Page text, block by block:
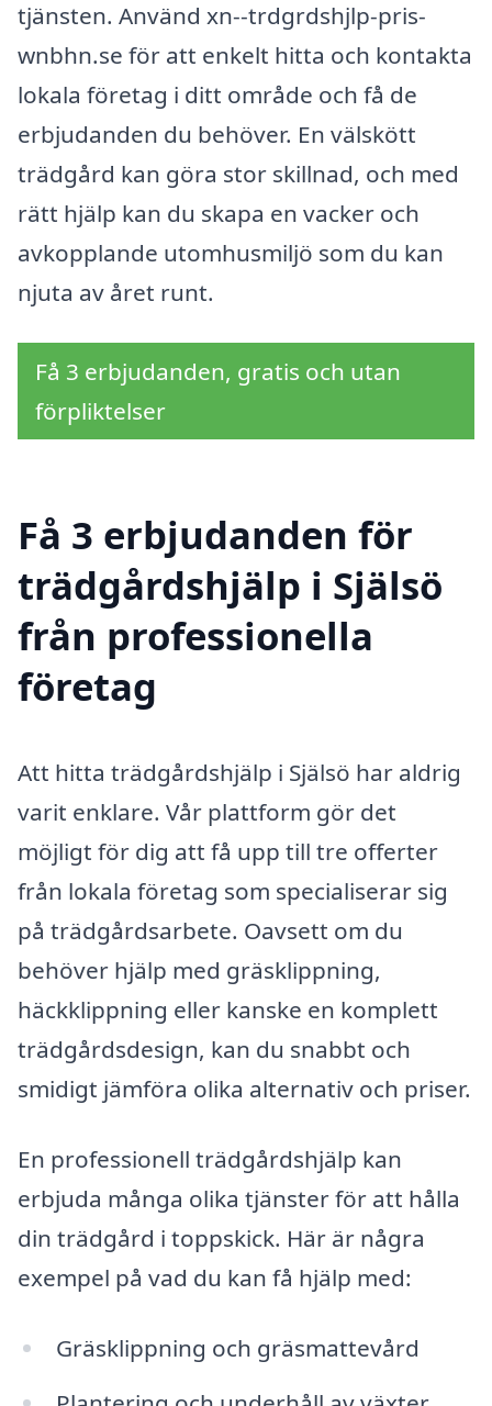
tjänsten. Använd xn--trdgrdshjlp-pris-
wnbhn.se för att enkelt hitta och kontakta
lokala företag i ditt område och få de
erbjudanden du behöver. En välskött
trädgård kan göra stor skillnad, och med
rätt hjälp kan du skapa en vacker och
avkopplande utomhusmiljö som du kan
njuta av året runt.
Få 3 erbjudanden, gratis och utan
förpliktelser
Få 3 erbjudanden för
trädgårdshjälp i Själsö
från professionella
företag
Att hitta trädgårdshjälp i Själsö har aldrig
varit enklare. Vår plattform gör det
möjligt för dig att få upp till tre offerter
från lokala företag som specialiserar sig
på trädgårdsarbete. Oavsett om du
behöver hjälp med gräsklippning,
häckklippning eller kanske en komplett
trädgårdsdesign, kan du snabbt och
smidigt jämföra olika alternativ och priser.
En professionell trädgårdshjälp kan
erbjuda många olika tjänster för att hålla
din trädgård i toppskick. Här är några
exempel på vad du kan få hjälp med:
Gräsklippning och gräsmattevård